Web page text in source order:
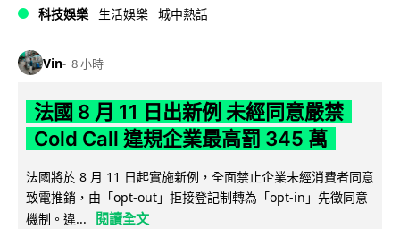
科技娛樂 生活娛樂 城中熱話
Vin 8 小時
法國 8 月 11 日出新例 未經同意嚴禁
Cold Call 違規企業最高罰 345 萬
法國將於 8 月 11 日起實施新例，全面禁止企業未經消費者同意
致電推銷，由「opt-out」拒接登記制轉為「opt-in」先徵同意
機制。違...
閱讀全文